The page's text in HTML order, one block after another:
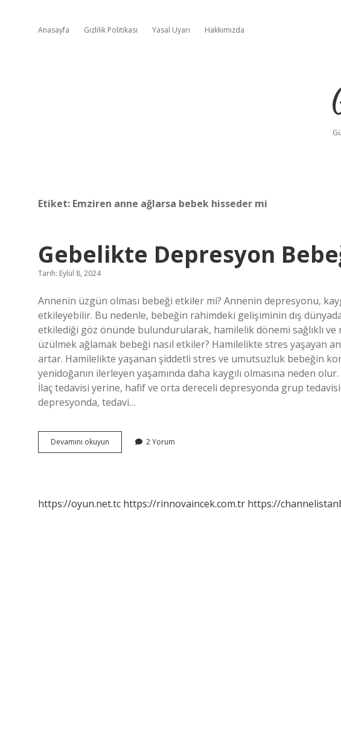
Anasayfa Gizlilik Politikası Yasal Uyarı Hakkımızda
Etiket: Emziren anne ağlarsa bebek hisseder mi
Gebelikte Depresyon
Tarih: Eylül 8, 2024
Annenin üzgün olması bebeği etkiler mi? Annenin depresyonu,
etkileyebilir. Bu nedenle, bebeğin rahimdeki gelişiminin dış
etkilediği göz önünde bulundurularak, hamilelik dönemi sağlıklı
üzülmek ağlamak bebeği nasıl etkiler? Hamilelikte stres yaşayan
artar. Hamilelikte yaşanan şiddetli stres ve umutsuzluk bebeğin
yenidoğanın ilerleyen yaşamında daha kaygılı olmasına neden
İlaç tedavisi yerine, hafif ve orta dereceli depresyonda grup
depresyonda, tedavi…
Devamını okuyun Gebelikte
Depresyon
2 Yorum
https://oyun.net.tc https://rinnovaincek.com.tr https://